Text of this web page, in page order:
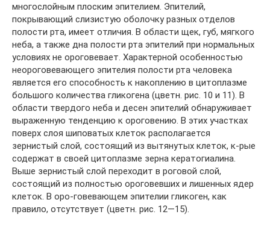
многослойным плоским эпителием. Эпителий,
покрывающий слизистую оболочку разных отделов
полости рта, имеет отличия. В области щек, губ, мягкого
неба, а также дна полости рта эпителий при нормальных
условиях не ороговевает. Характерной особенностью
неороговевающего эпителия полости рта человека
является его способность к накоплению в цитоплазме
большого количества гликогена (цветн. рис. 10 и 11). В
области твердого неба и десен эпителий обнаруживает
выраженную тенденцию к ороговению. В этих участках
поверх слоя шиповатых клеток располагается
зернистый слой, состоящий из вытянутых клеток, к-рые
содержат в своей цитоплазме зерна кератогиалина.
Выше зернистый слой переходит в роговой слой,
состоящий из полностью ороговевших и лишенных ядер
клеток. В оро-говевающем эпителии гликоген, как
правило, отсутствует (цветн. рис. 12—15).